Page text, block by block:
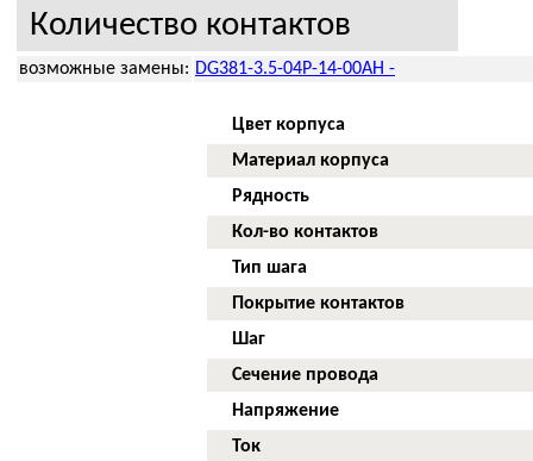
Количество контактов
возможные замены: DG381-3.5-04P-14-00AH -
Цвет корпуса
Материал корпуса
Рядность
Кол-во контактов
Тип шага
Покрытие контактов
Шаг
Сечение провода
Напряжение
Ток